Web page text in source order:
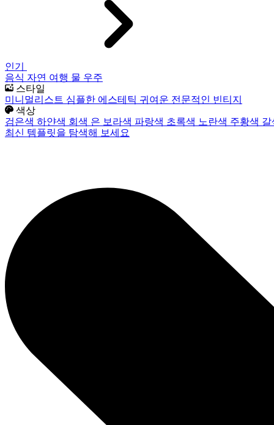
인기
음식 자연 여행 물 우주
스타일
미니멀리스트 심플한 에스테틱 귀여운 전문적인 빈티지
색상
검은색 하얀색 회색 은 보라색 파랑색 초록색 노란색 주황색
최신 템플릿을 탐색해 보세요